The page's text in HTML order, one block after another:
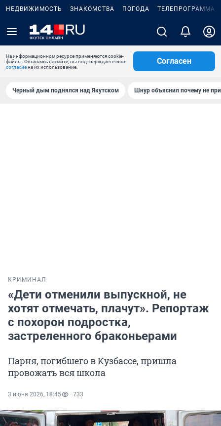
НЕДВИЖИМОСТЬ ЗНАКОМСТВА ПОГОДА ТЕЛЕПРОГРАММА
На информационном ресурсе применяются cookie-
файлы. Оставаясь на сайте, вы подтверждаете свое
согласиена их использование.
Согласен
Черный дым поднялся над Якутском Шнур объяснил почему не
КРИМИНАЛ
«Дети отменили выпускной, не
хотят отмечать, плачут». Репортаж
с похорон подростка,
застреленного браконьерами
Парня, погибшего в Кузбассе, пришла
провожать вся школа
3 июня 2026, 18:45 733